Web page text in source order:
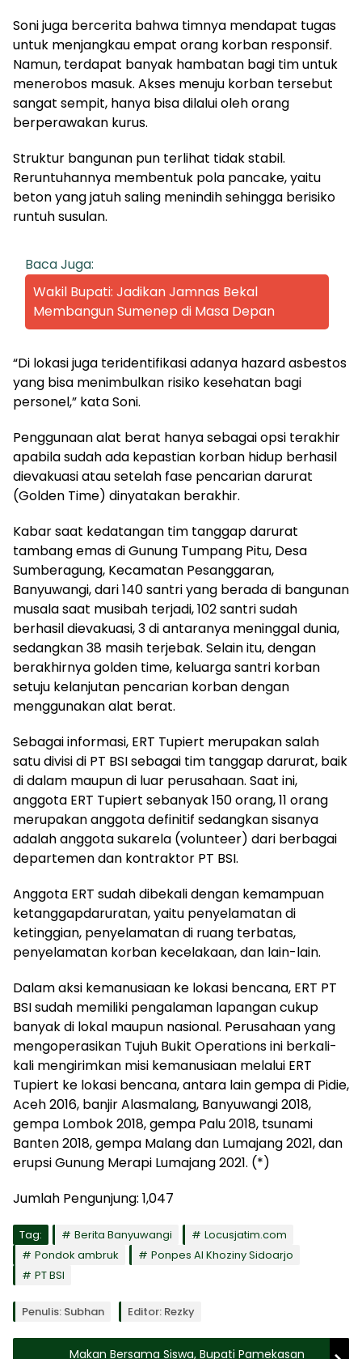
Soni juga bercerita bahwa timnya mendapat tugas
untuk menjangkau empat orang korban responsif.
Namun, terdapat banyak hambatan bagi tim untuk
menerobos masuk. Akses menuju korban tersebut
sangat sempit, hanya bisa dilalui oleh orang
berperawakan kurus.
Struktur bangunan pun terlihat tidak stabil.
Reruntuhannya membentuk pola pancake, yaitu
beton yang jatuh saling menindih sehingga berisiko
runtuh susulan.
Baca Juga:
Wakil Bupati: Jadikan Jamnas Bekal
Membangun Sumenep di Masa Depan
“Di lokasi juga teridentifikasi adanya hazard asbestos
yang bisa menimbulkan risiko kesehatan bagi
personel,” kata Soni.
Penggunaan alat berat hanya sebagai opsi terakhir
apabila sudah ada kepastian korban hidup berhasil
dievakuasi atau setelah fase pencarian darurat
(Golden Time) dinyatakan berakhir.
Kabar saat kedatangan tim tanggap darurat
tambang emas di Gunung Tumpang Pitu, Desa
Sumberagung, Kecamatan Pesanggaran,
Banyuwangi, dari 140 santri yang berada di bangunan
musala saat musibah terjadi, 102 santri sudah
berhasil dievakuasi, 3 di antaranya meninggal dunia,
sedangkan 38 masih terjebak. Selain itu, dengan
berakhirnya golden time, keluarga santri korban
setuju kelanjutan pencarian korban dengan
menggunakan alat berat.
Sebagai informasi, ERT Tupiert merupakan salah
satu divisi di PT BSI sebagai tim tanggap darurat, baik
di dalam maupun di luar perusahaan. Saat ini,
anggota ERT Tupiert sebanyak 150 orang, 11 orang
merupakan anggota definitif sedangkan sisanya
adalah anggota sukarela (volunteer) dari berbagai
departemen dan kontraktor PT BSI.
Anggota ERT sudah dibekali dengan kemampuan
ketanggapdaruratan, yaitu penyelamatan di
ketinggian, penyelamatan di ruang terbatas,
penyelamatan korban kecelakaan, dan lain-lain.
Dalam aksi kemanusiaan ke lokasi bencana, ERT PT
BSI sudah memiliki pengalaman lapangan cukup
banyak di lokal maupun nasional. Perusahaan yang
mengoperasikan Tujuh Bukit Operations ini berkali-
kali mengirimkan misi kemanusiaan melalui ERT
Tupiert ke lokasi bencana, antara lain gempa di Pidie,
Aceh 2016, banjir Alasmalang, Banyuwangi 2018,
gempa Lombok 2018, gempa Palu 2018, tsunami
Banten 2018, gempa Malang dan Lumajang 2021, dan
erupsi Gunung Merapi Lumajang 2021. (*)
Jumlah Pengunjung: 1,047
Tag: Berita Banyuwangi
Locusjatim.com
Pondok ambruk
Ponpes Al Khoziny Sidoarjo
PT BSI
Penulis: Subhan Editor: Rezky
Makan Bersama Siswa, Bupati Pamekasan